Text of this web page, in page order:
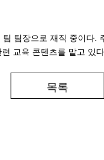
팀장으로 재직 중이다.
교육 콘텐츠를 맡고 있
목록